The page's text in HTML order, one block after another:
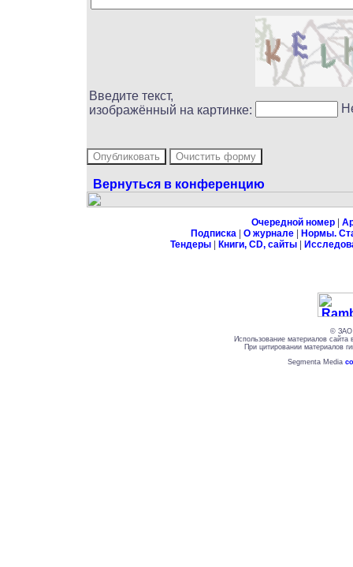
Введите текст,
изображённый на картинке:
Вернуться в конференцию
Очередной номер
Подписка| О журнале|
Нормы.
Тендеры
Книги, CD, сайты
© ЗАО
Использование материалов
При цитировании материалов
Segmenta Media